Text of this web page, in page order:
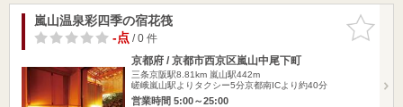
お気に入
りに追加
嵐山温泉彩四季の宿花筏
-点/ 0 件
京都府 / 京都市西京区嵐山中尾下町
三条京阪駅8.81km 嵐山駅442m
嵯峨嵐山駅よりタクシー5分京都南ICより約40分
営業時間 5:00～25:00